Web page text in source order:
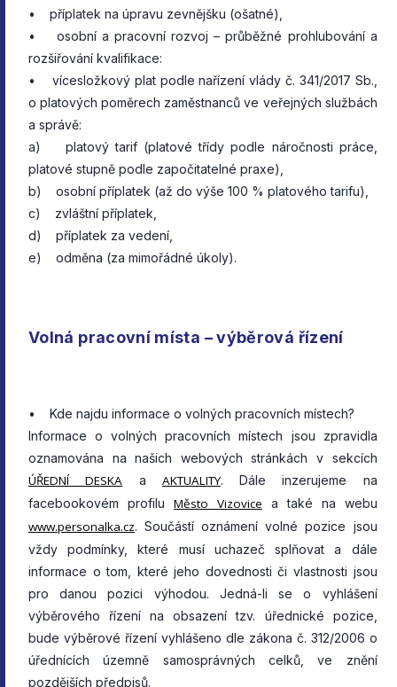
• příplatek na úpravu zevnějšku (ošatné),
• osobní a pracovní rozvoj – průběžné prohlubování a
rozšiřování kvalifikace:
• vícesložkový plat podle nařízení vlády č. 341/2017 Sb.,
o platových poměrech zaměstnanců ve veřejných službách
a správě:
a) platový tarif (platové třídy podle náročnosti práce,
platové stupně podle započitatelné praxe),
b) osobní příplatek (až do výše 100 % platového tarifu),
c) zvláštní příplatek,
d) příplatek za vedení,
e) odměna (za mimořádné úkoly).
Volná pracovní místa – výběrová řízení
• Kde najdu informace o volných pracovních místech?
Informace o volných pracovních místech jsou zpravidla
oznamována na našich webových stránkách v sekcích
ÚŘEDNÍ DESKA a AKTUALITY. Dále inzerujeme na
facebookovém profilu Město Vizovice a také na webu
www.personalka.cz. Součástí oznámení volné pozice jsou
vždy podmínky, které musí uchazeč splňovat a dále
informace o tom, které jeho dovednosti či vlastnosti jsou
pro danou pozici výhodou. Jedná-li se o vyhlášení
výběrového řízení na obsazení tzv. úřednické pozice,
bude výběrové řízení vyhlášeno dle zákona č. 312/2006 o
úřednících územně samosprávných celků, ve znění
pozdějších předpisů.